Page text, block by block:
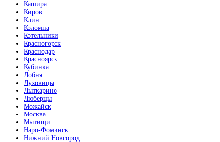
Кашира
Киров
Клин
Коломна
Котельники
Красногорск
Краснодар
Красноярск
Кубинка
Лобня
Луховицы
Лыткарино
Люберцы
Можайск
Москва
Мытищи
Наро-Фоминск
Нижний Новгород